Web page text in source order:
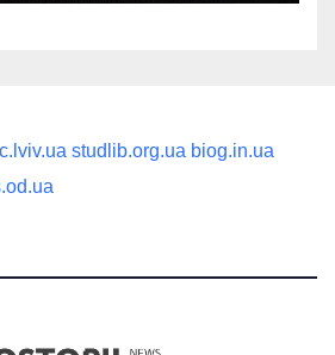
studlib.org.ua biog.in.ua